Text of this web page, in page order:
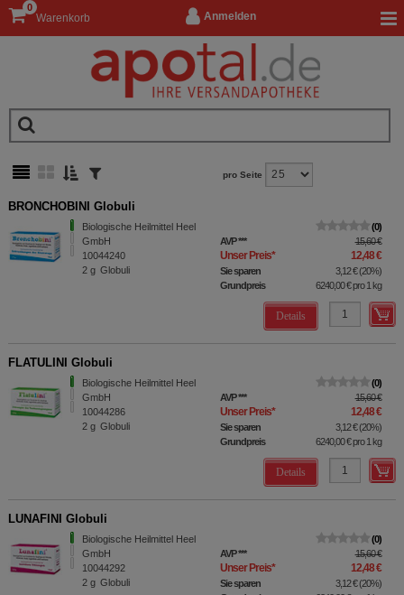
Anmelden
Warenkorb
0
pro Seite
BRONCHOBINI Globuli
Biologische Heilmittel Heel
GmbH
10044240
2 g Globuli
0
AVP*** 15,60 €
Unser Preis* 12,48 €
Sie sparen 3,12 €(20%)
Grundpreis
6240,00 €pro 1 kg
Details
FLATULINI Globuli
Biologische Heilmittel Heel
GmbH
10044286
2 g Globuli
0
AVP*** 15,60 €
Unser Preis* 12,48 €
Sie sparen 3,12 €(20%)
Grundpreis
6240,00 €pro 1 kg
Details
LUNAFINI Globuli
Biologische Heilmittel Heel
GmbH
10044292
2 g Globuli
0
AVP*** 15,60 €
Unser Preis* 12,48 €
Sie sparen 3,12 €(20%)